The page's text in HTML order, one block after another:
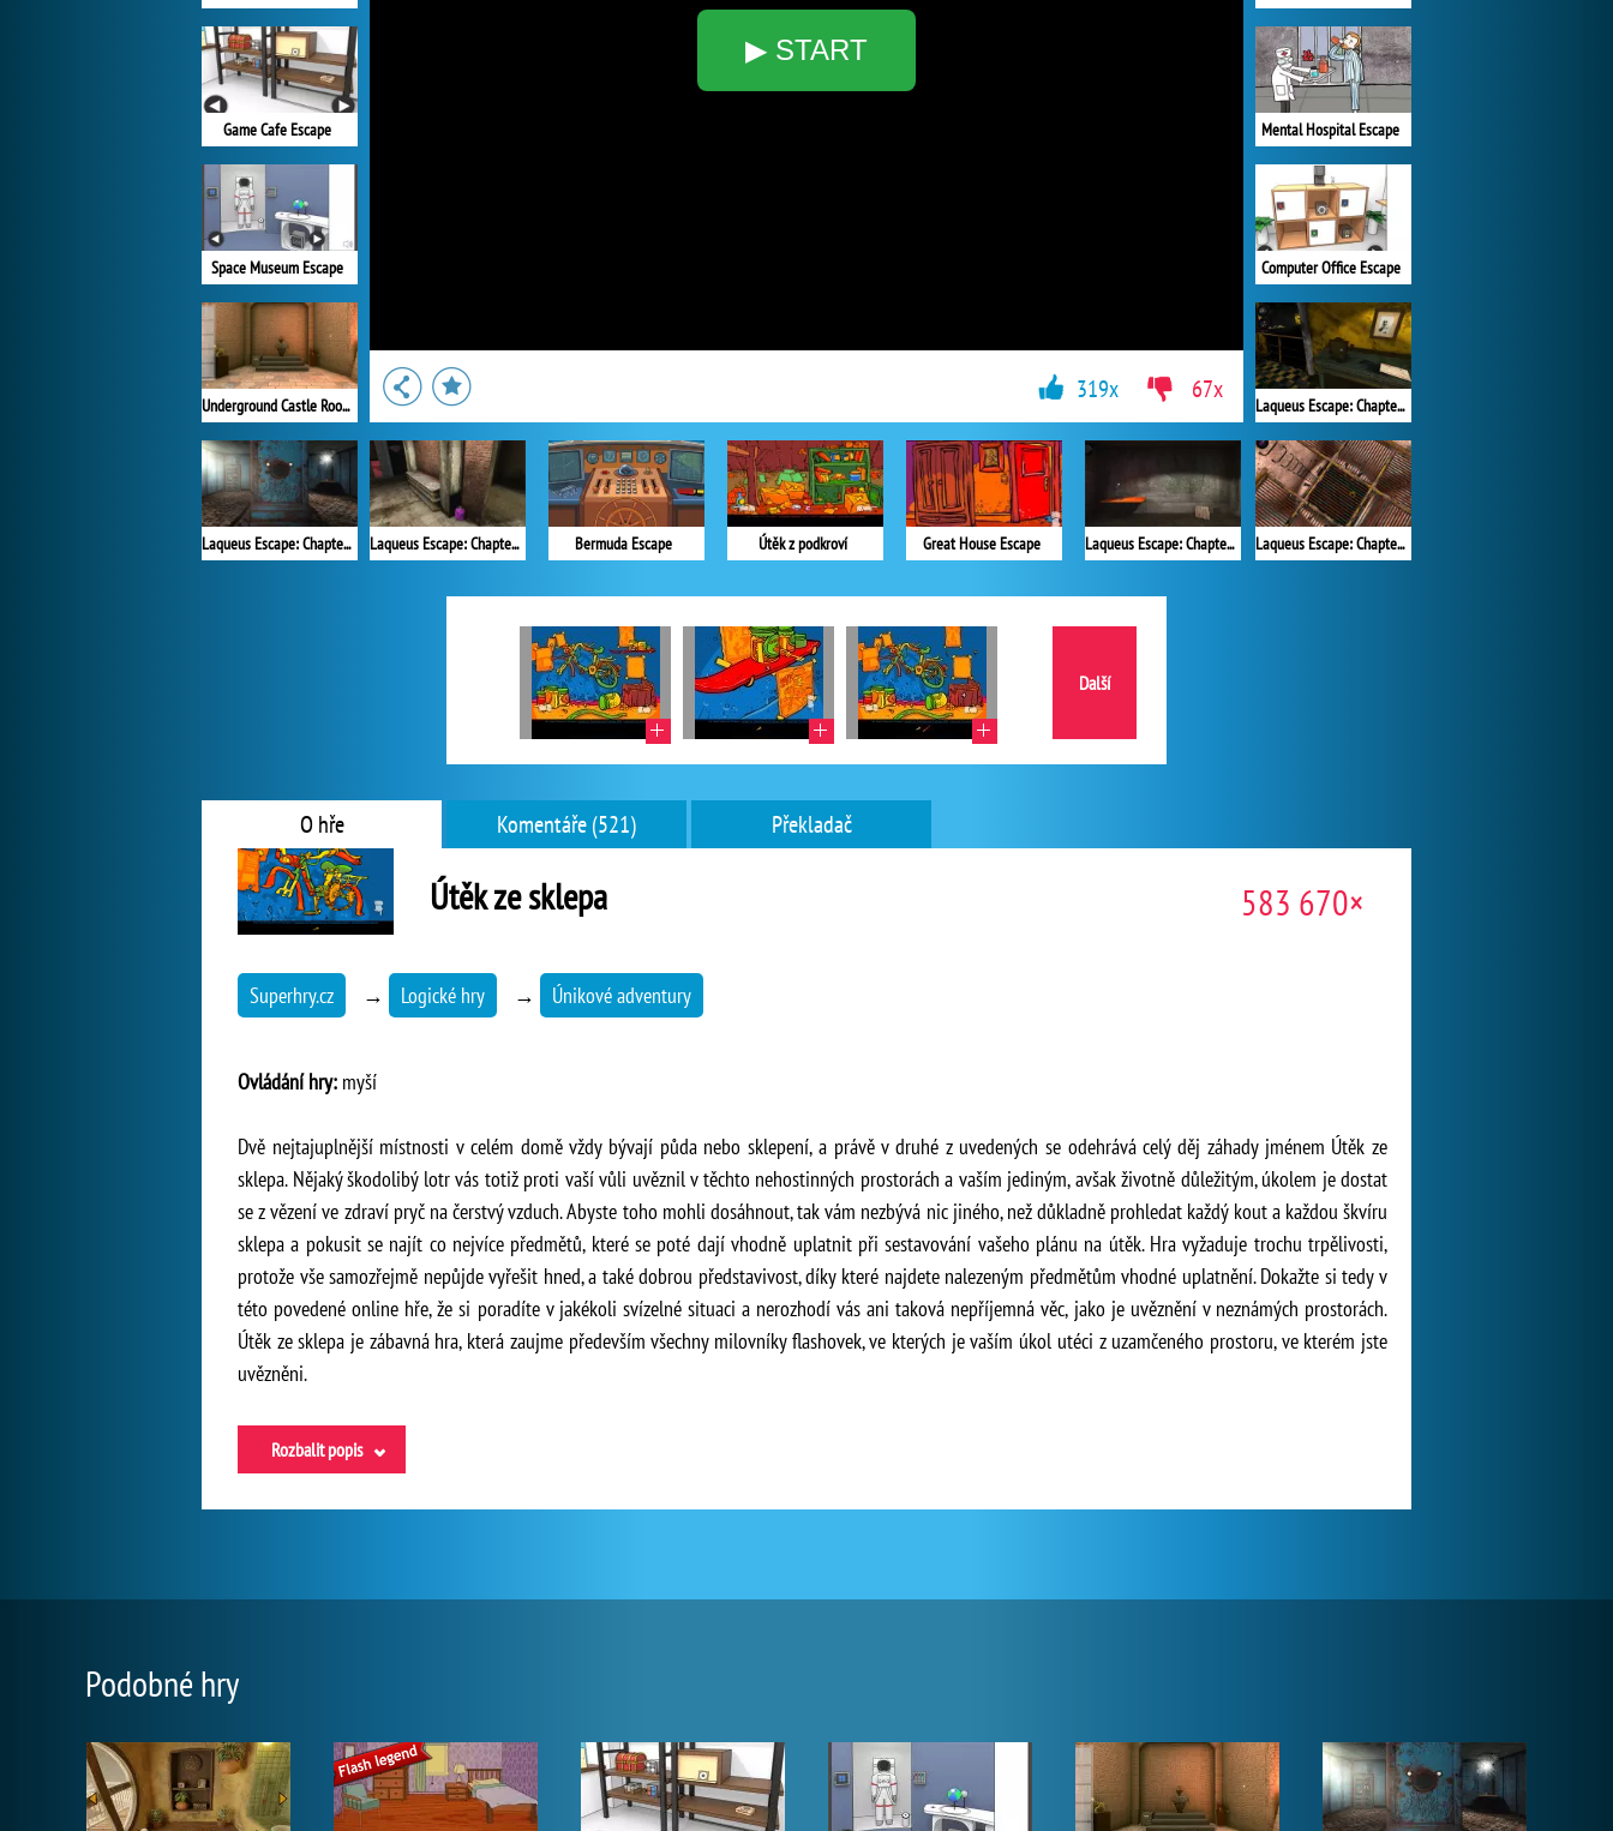
▶ START
Game Cafe Escape
Space Museum Escape
Underground Castle Room Escape
Laqueus Escape: Chapter III
Mental Hospital Escape
Computer Office Escape
Laqueus Escape: Chapter VI
Laqueus Escape: Chapter 4
Laqueus Escape: Chapter 2 Bermuda Escape Útěk z podkroví Great House Escape Laqueus Escape: Chapter 1
319x 67x
Další
O hře Komentáře (521) Překladač
Útěk ze sklepa 583 670×
Superhry.cz → Logické hry → Únikové adventury
Ovládání hry: myší
Dvě nejtajuplnější místnosti v celém domě vždy bývají půda nebo sklepení, a právě v druhé z uvedených se odehrává celý děj záhady jménem Útěk ze
sklepa. Nějaký škodolibý lotr vás totiž proti vaší vůli uvěznil v těchto nehostinných prostorách a vaším jediným, avšak životně důležitým, úkolem je dostat
se z vězení ve zdraví pryč na čerstvý vzduch. Abyste toho mohli dosáhnout, tak vám nezbývá nic jiného, než důkladně prohledat každý kout a každou škvíru
sklepa a pokusit se najít co nejvíce předmětů, které se poté dají vhodně uplatnit při sestavování vašeho plánu na útěk. Hra vyžaduje trochu trpělivosti,
protože vše samozřejmě nepůjde vyřešit hned, a také dobrou představivost, díky které najdete nalezeným předmětům vhodné uplatnění. Dokažte si tedy v
této povedené online hře, že si poradíte v jakékoli svízelné situaci a nerozhodí vás ani taková nepříjemná věc, jako je uvěznění v neznámých prostorách.
Útěk ze sklepa je zábavná hra, která zaujme především všechny milovníky flashovek, ve kterých je vaším úkol utéci z uzamčeného prostoru, ve kterém jste
uvězněni.
Rozbalit popis
Podobné hry